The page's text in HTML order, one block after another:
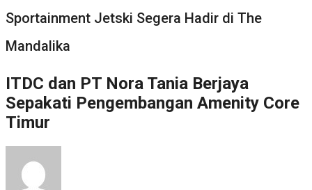
Sportainment Jetski Segera Hadir di The
Mandalika
ITDC dan PT Nora Tania Berjaya
Sepakati Pengembangan Amenity Core
Timur